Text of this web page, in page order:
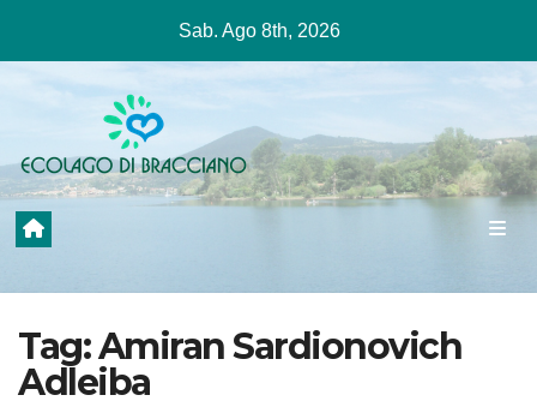
contenuto
Sab. Ago 8th, 2026
Tag:Amiran Sardionovich
Adleiba